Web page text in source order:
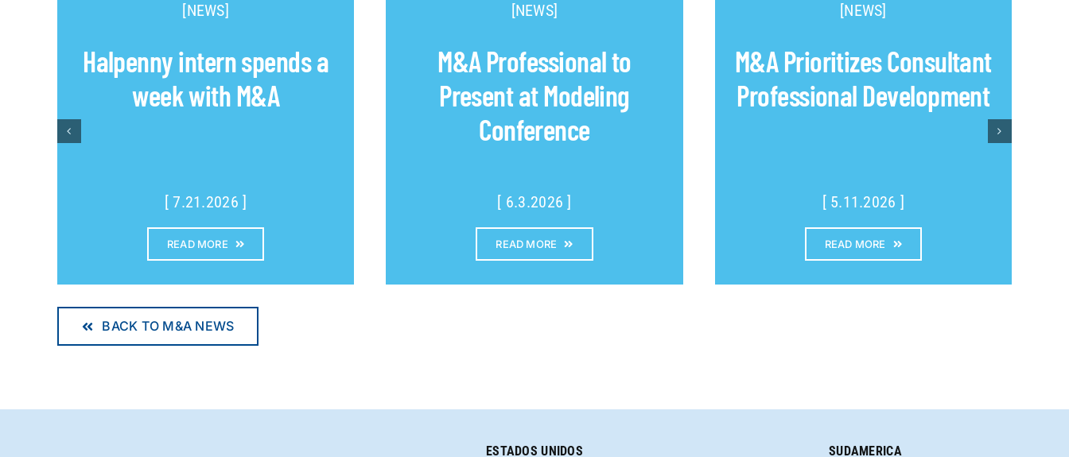
[NEWS]
Halpenny intern spends a
week with M&A
[ 7.21.2026 ]
READ MORE
[NEWS]
M&A Professional to
Present at Modeling
Conference
[ 6.3.2026 ]
READ MORE
[NEWS]
M&A Prioritizes Consultant
Professional Development
[ 5.11.2026 ]
READ MORE
BACK TO M&A NEWS
ESTADOS UNIDOS SUDAMERICA